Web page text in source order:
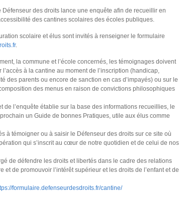
des droits lance une enquête afin de recueillir en
des cantines scolaires des écoles publiques.
scolaire et élus sont invités à renseigner le formulaire
.
la commune et l’école concernés, les témoignages doivent
à la cantine au moment de l’inscription (handicap,
des parents ou encore de sanction en cas d’impayés) ou sur le
des menus en raison de convictions philosophiques
de l’enquête établie sur la base des informations recueillies, le
un Guide de bonnes Pratiques, utile aux élus comme
à témoigner ou à saisir le Défenseur des droits sur ce site où
qui s’inscrit au cœur de notre quotidien et de celui de nos
de défendre les droits et libertés dans le cadre des relations
de promouvoir l’intérêt supérieur et les droits de l’enfant et de
formulaire.defenseurdesdroits.fr/cantine/